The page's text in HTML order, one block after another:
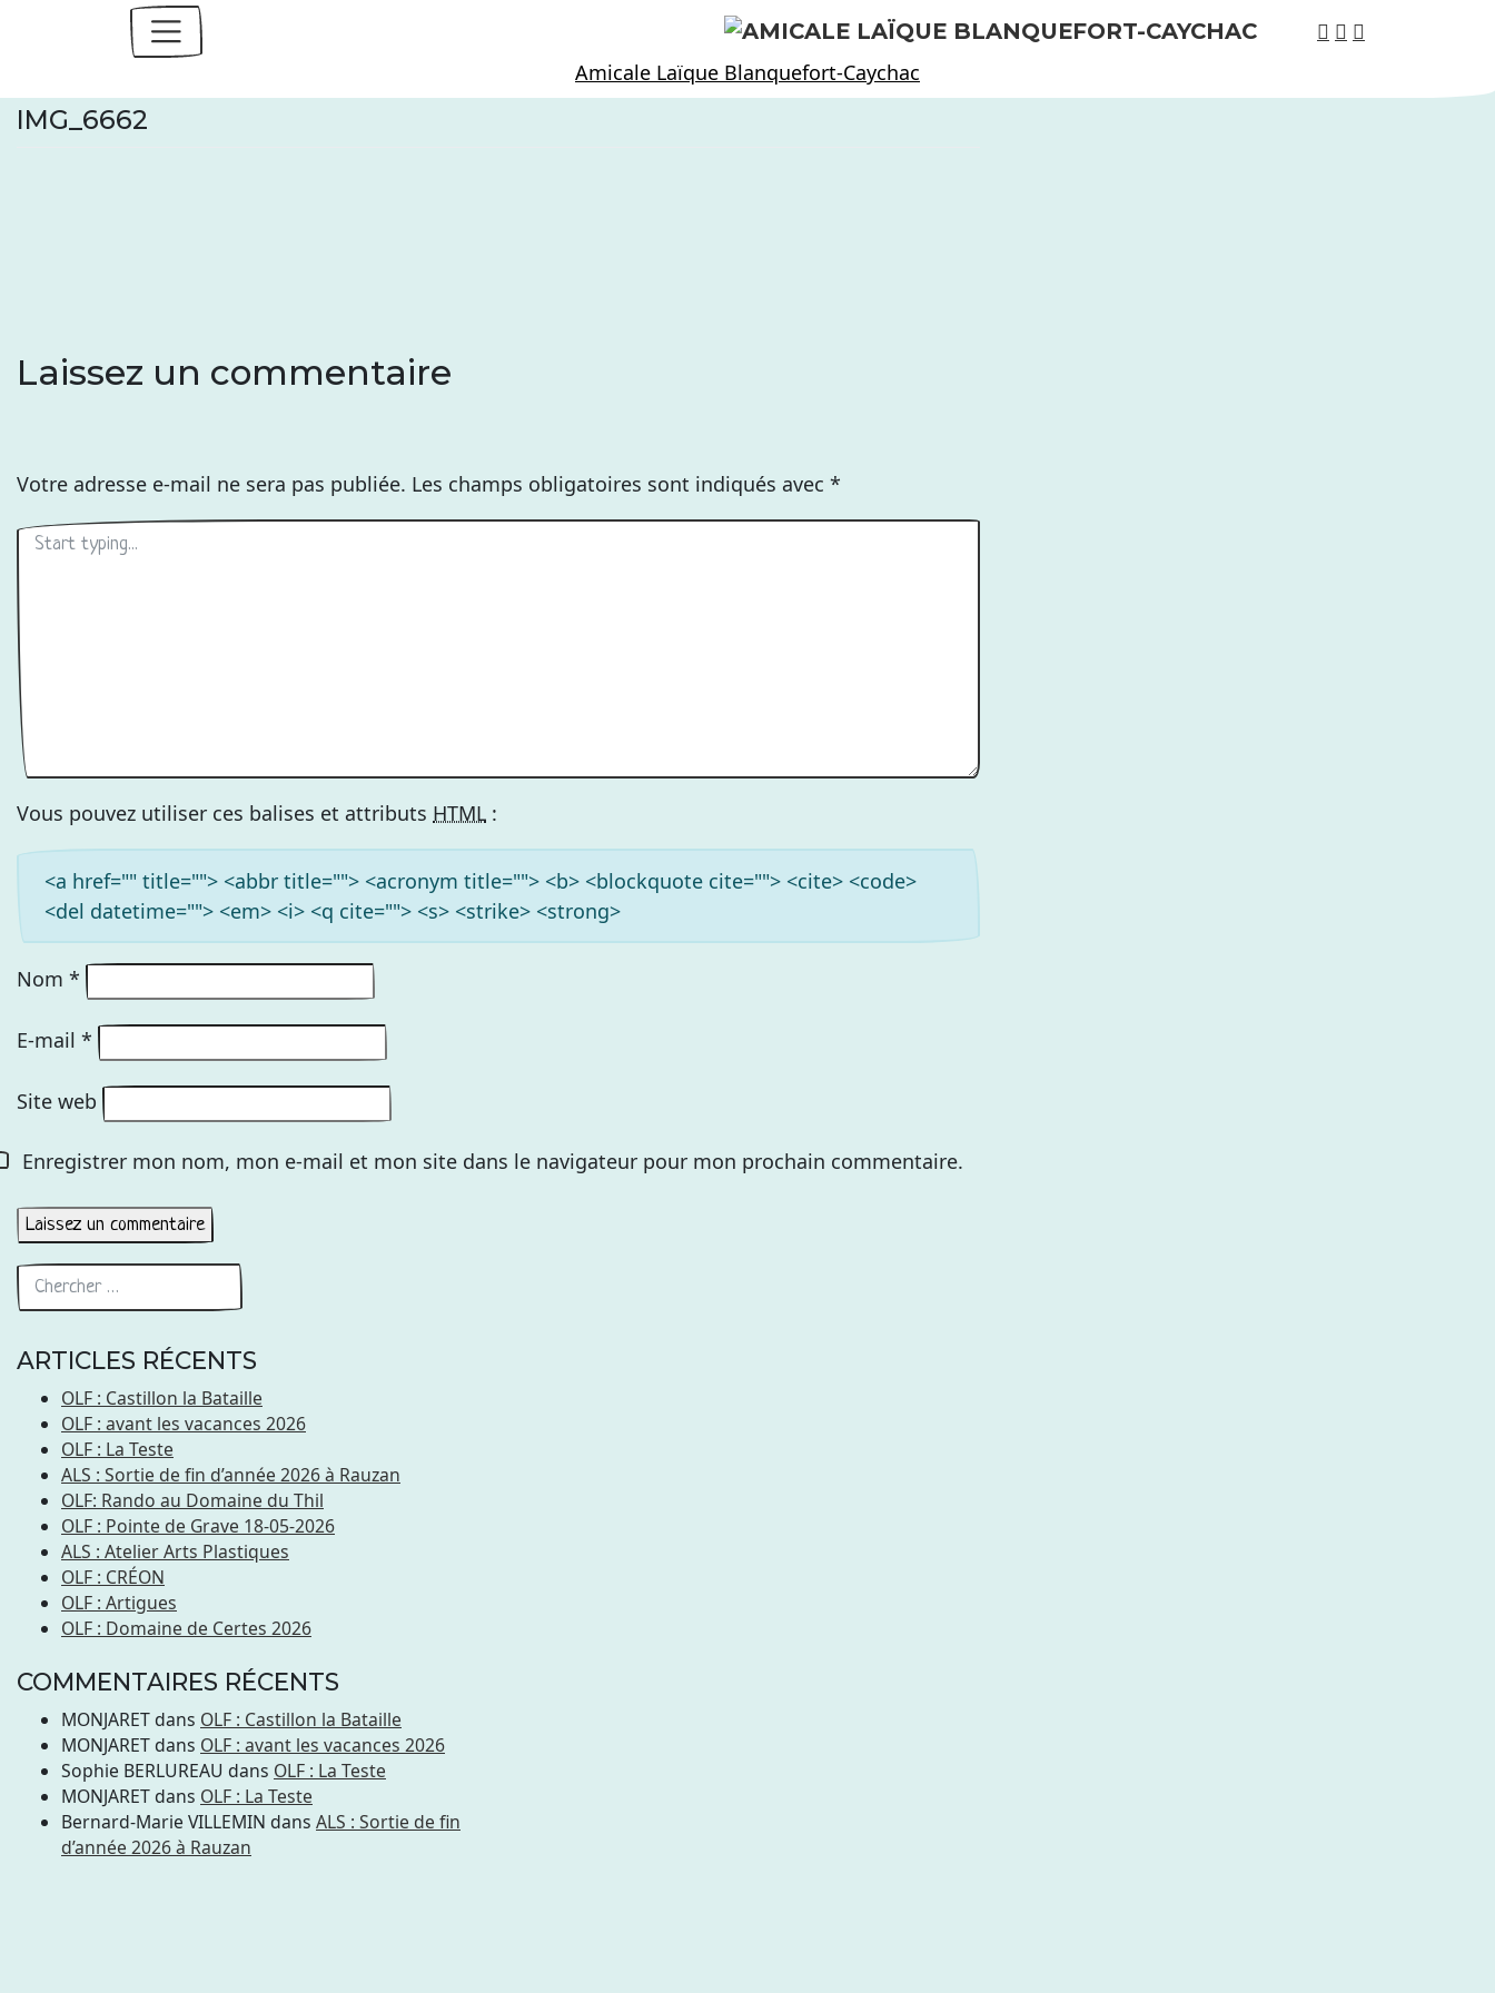
Amicale Laïque Blanquefort-Caychac
IMG_6662
Laissez un commentaire
Votre adresse e-mail ne sera pas publiée. Les champs obligatoires sont indiqués avec *
Vous pouvez utiliser ces balises et attributs HTML :
<a href="" title=""> <abbr title=""> <acronym title=""> <b> <blockquote cite=""> <cite> <code>
<del datetime=""> <em> <i> <q cite=""> <s> <strike> <strong>
Nom *
E-mail *
Site web
Enregistrer mon nom, mon e-mail et mon site dans le navigateur pour mon prochain commentaire.
ARTICLES RÉCENTS
OLF : Castillon la Bataille
OLF : avant les vacances 2026
OLF : La Teste
ALS : Sortie de fin d’année 2026 à Rauzan
OLF: Rando au Domaine du Thil
OLF : Pointe de Grave 18-05-2026
ALS : Atelier Arts Plastiques
OLF : CRÉON
OLF : Artigues
OLF : Domaine de Certes 2026
COMMENTAIRES RÉCENTS
MONJARETdans OLF : Castillon la Bataille
MONJARETdans OLF : avant les vacances 2026
Sophie BERLUREAU dans OLF : La Teste
MONJARETdans OLF : La Teste
Bernard-Marie VILLEMIN dans ALS : Sortie de fin
d’année 2026 à Rauzan